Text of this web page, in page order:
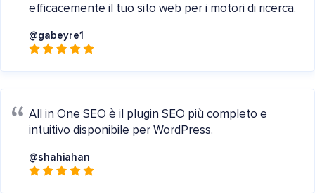
efficacemente il tuo sito web per i motori di ricerca.
@gabeyre1
All in One SEO è il plugin SEO più completo e
intuitivo disponibile per WordPress.
@shahiahan